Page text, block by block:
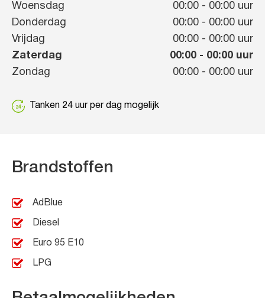
Woensdag
00:00 - 00:00 uur
Donderdag
00:00 - 00:00 uur
Vrijdag
00:00 - 00:00 uur
Zaterdag
00:00 - 00:00 uur
Zondag
00:00 - 00:00 uur
Tanken 24 uur per dag mogelijk
Brandstoffen
AdBlue
Diesel
Euro 95 E10
LPG